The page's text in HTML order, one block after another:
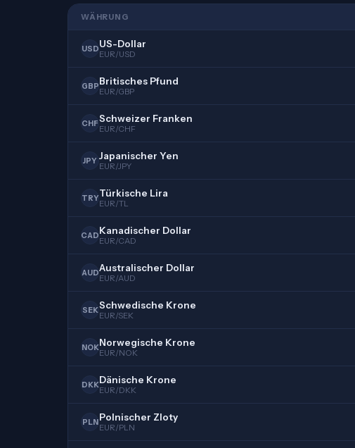
WÄHRUNG
USDUS-Dollar
EUR/USD
GBPBritisches Pfund
EUR/GBP
CHFSchweizer Franken
EUR/CHF
JPY Japanischer Yen
EUR/JPY
TRYTürkische Lira
EUR/TL
CADKanadischer Dollar
EUR/CAD
AUDAustralischer Dollar
EUR/AUD
SEKSchwedische Krone
EUR/SEK
NOKNorwegische Krone
EUR/NOK
DKKDänische Krone
EUR/DKK
PLNPolnischer Zloty
EUR/PLN